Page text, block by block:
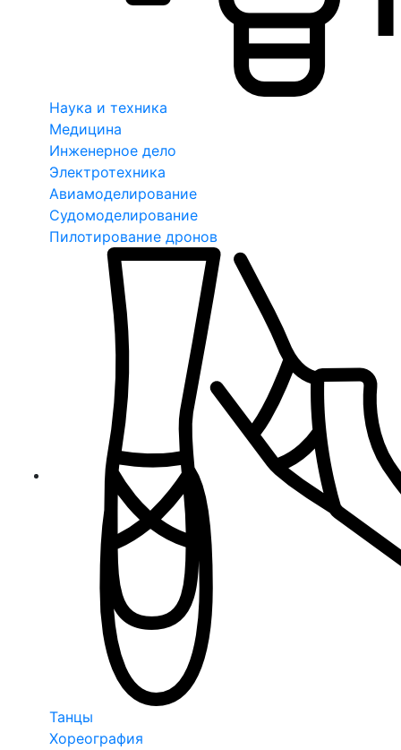
Наука и техника
Медицина
Инженерное дело
Электротехника
Авиамоделирование
Судомоделирование
Пилотирование дронов
Танцы
Хореография